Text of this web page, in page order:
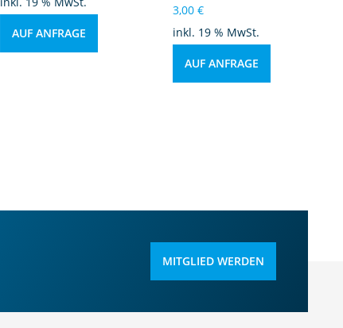
AUF ANFRAGE
3,00€
inkl. 19 % MwSt.
AUF ANFRAGE
MITGLIED WERDEN